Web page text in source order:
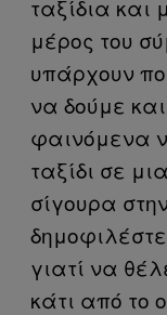
ταξίδια
μέρος του
υπάρχουν
να δούμε
φαινόμενα
ταξίδι σε
σίγουρα
γιατί να
κάτι από το